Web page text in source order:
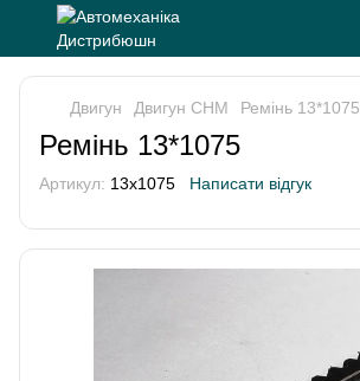
Двигун Двигун CHM Ремінь 13*1075
Ремінь 13*1075
Артикул: 13x1075 Написати відгук